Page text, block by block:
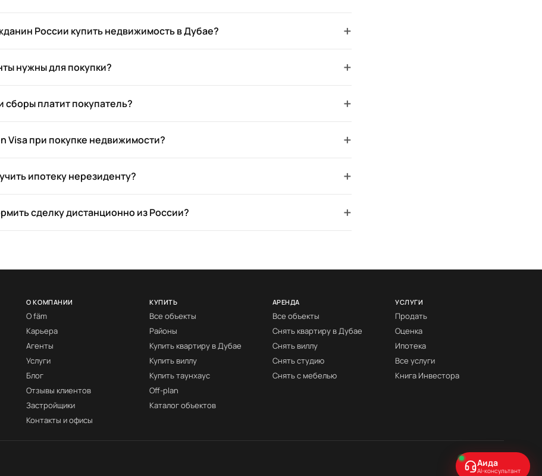
России купить недвижимость в Дубае? +
нужны для покупки? +
сборы платит покупатель? +
Visa при покупке недвижимости? +
ипотеку нерезиденту? +
сделку дистанционно из России? +
Аида
AI-консультант
О КОМПАНИИ
О fäm
Карьера
Агенты
Услуги
Блог
Отзывы клиентов
Застройщики
Контакты и офисы
КУПИТЬ
Все объекты
Районы
Купить квартиру в Дубае
Купить виллу
Купить таунхаус
Off-plan
Каталог объектов
АРЕНДА
Все объекты
Снять квартиру в Дубае
Снять виллу
Снять студию
Снять с мебелью
УСЛУГИ
Продать
Оценка
Ипотека
Все услуги
Книга Инвестора